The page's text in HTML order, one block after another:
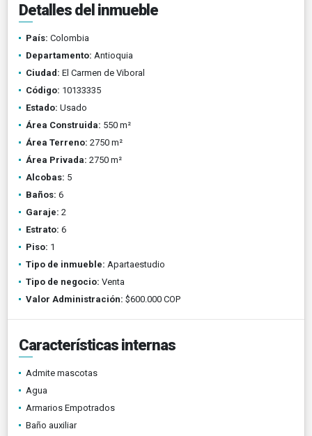
Detalles del inmueble
País: Colombia
Departamento: Antioquia
Ciudad: El Carmen de Viboral
Código: 10133335
Estado: Usado
Área Construida: 550 m²
Área Terreno: 2750 m²
Área Privada: 2750 m²
Alcobas: 5
Baños: 6
Garaje: 2
Estrato: 6
Piso: 1
Tipo de inmueble: Apartaestudio
Tipo de negocio: Venta
Valor Administración: $600.000 COP
Características internas
Admite mascotas
Agua
Armarios Empotrados
Baño auxiliar